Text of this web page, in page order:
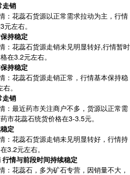
走销
：花蕊石货源以正常需求拉动为主，行情
左右。
持稳定
：花蕊石货源走销未见明显转好,行情暂时
在3.2元左右。
持稳定
：花蕊石货源走销正常，行情基本保持稳
。
走销
：最近药市关注商户不多，货源以正常需
市花蕊石统货价格在3-3.5元。
定
：花蕊石货源走销未见明显转好，行情持
3.2元左右。
情与前段时间持续稳定
：花蕊石，多为矿石专营，因销量不大，